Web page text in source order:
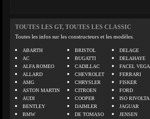
TOUTES LES GT, TOUTES LES CLASSIC
Toutes les infos sur les constructeurs et les modèles.
ABARTH
AC
ALFA ROMEO
ALLARD
AMG
ASTON MARTIN
AUDI
BENTLEY
BMW
BRISTOL
BUGATTI
CADILLAC
CHEVROLET
CHRYSLER
CITROEN
COOPER
DAIMLER
DE TOMASO
DELAGE
DELAHAYE
FACEL VEGA
FERRARI
FISKER
FORD
ISO RIVOLTA
JAGUAR
JENSEN